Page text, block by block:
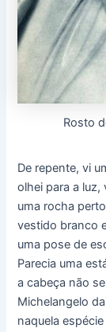
Rosto
De repente, vi
olhei para a luz,
uma rocha
vestido branco
uma pose de
Parecia uma
a cabeça não
Michelangelo
naquela